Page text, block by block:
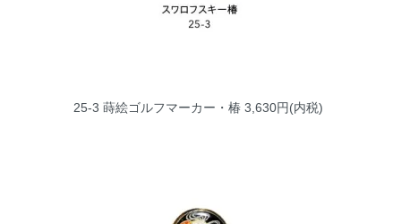
25-3 蒔絵ゴルフマーカー・椿 3,630円(内税)